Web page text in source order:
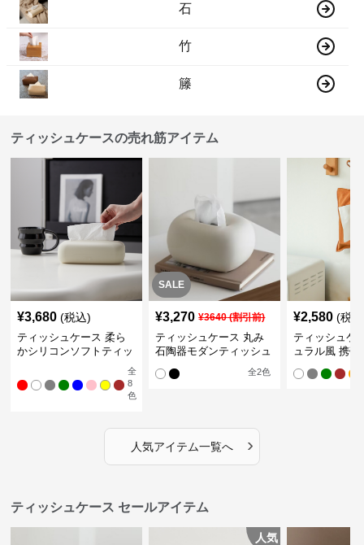
石
竹
籐
ティッシュケースの売れ筋アイテム
¥3,680 (税込)
ティッシュケース 柔ら
かシリコンソフトティッ
全
8
色
SALE
¥3,270 ¥3640(割引前)
ティッシュケース 丸み
石陶器モダンティッシュ
全2色
¥2,580 (税
ティッシュケ
ュラル風 携帯
人気アイテム一覧へ ›
ティッシュケース セールアイテム
人気